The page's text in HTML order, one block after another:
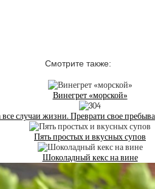
Смотрите также:
Винегрет «морской»
случаи жизни. Преврати свое
Пять простых и вкусных супов
Шоколадный кекс на вине